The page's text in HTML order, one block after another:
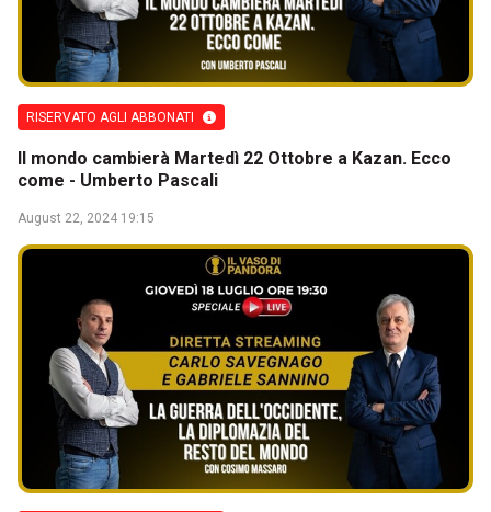
RISERVATO AGLI ABBONATI
Il mondo cambierà Martedì 22 Ottobre a Kazan. Ecco
come - Umberto Pascali
August 22, 2024 19:15